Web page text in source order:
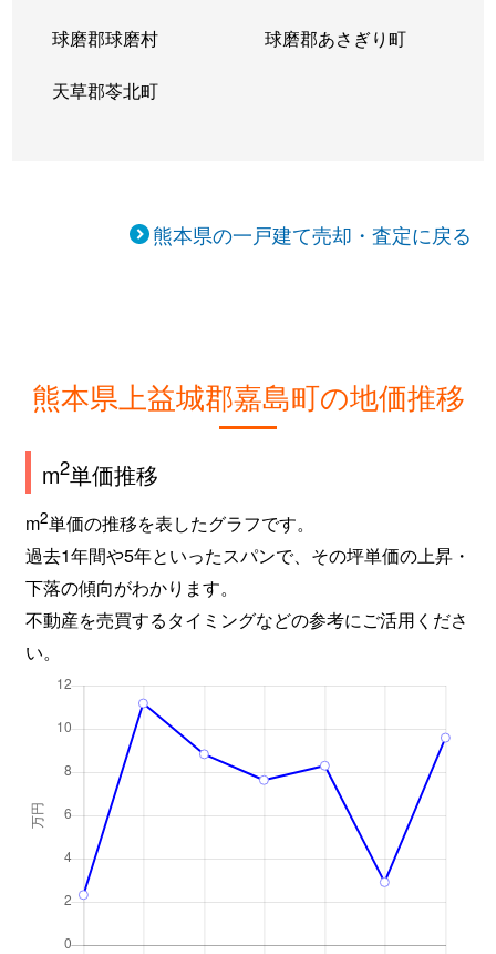
球磨郡球磨村 球磨郡あさぎり町
天草郡苓北町
熊本県の一戸建て売却・査定に戻る
熊本県上益城郡嘉島町の地価推移
m2単価推移
m2単価の推移を表したグラフです。
過去1年間や5年といったスパンで、その坪単価の上昇・
下落の傾向がわかります。
不動産を売買するタイミングなどの参考にご活用くださ
い。